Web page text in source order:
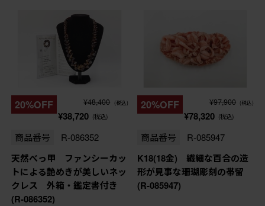
20%OFF ¥48,400 (税込)
¥38,720 (税込)
商品番号 R-086352
天然べっ甲 ファンシーカッ
トによる艶めきが美しいネッ
クレス 外箱・鑑定書付き
(R-086352)
20%OFF ¥97,900 (税込)
¥78,320 (税込)
商品番号 R-085947
K18(18金) 繊細な百合の造
形が見事な珊瑚彫刻の帯留
(R-085947)